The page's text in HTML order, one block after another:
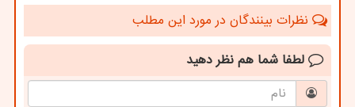
نظرات بینندگان در مورد این مطلب
لطفا شما هم نظر دهید